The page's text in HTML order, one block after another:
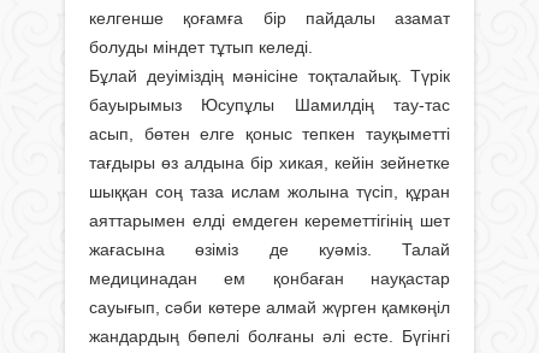
келгенше қоғамға бір пайдалы азамат
болуды міндет тұтып келеді.
Бұлай деуіміздің мәнісіне тоқта­лай­ық. Түрік
бауырымыз Юсупұлы Шамилдің тау-тас
асып, бөтен елге қоныс тепкен тауқыметті
тағдыры өз алдына бір хикая, кейін зейнетке
шыққан соң таза ислам жолына түсіп, құран
аяттарымен елді емдеген кереметтігінің шет
жағасына өзіміз де куәміз. Талай
медицинадан ем қонбаған науқастар
сауығып, сәби көтере алмай жүрген қамкөңіл
жандардың бөпелі болғаны әлі есте. Бүгінгі